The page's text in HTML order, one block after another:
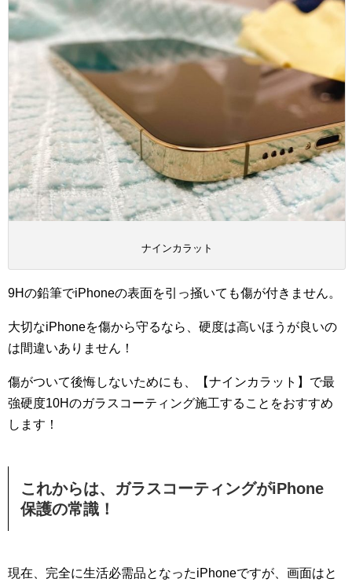
ナインカラット
9Hの鉛筆でiPhoneの表面を引っ掻いても傷が付きません。
大切なiPhoneを傷から守るなら、硬度は高いほうが良いの
は間違いありません！
傷がついて後悔しないためにも、【ナインカラット】で最
強硬度10Hのガラスコーティング施工することをおすすめ
します！
これからは、ガラスコーティングがiPhone
保護の常識！
現在、完全に生活必需品となったiPhoneですが、画面はと